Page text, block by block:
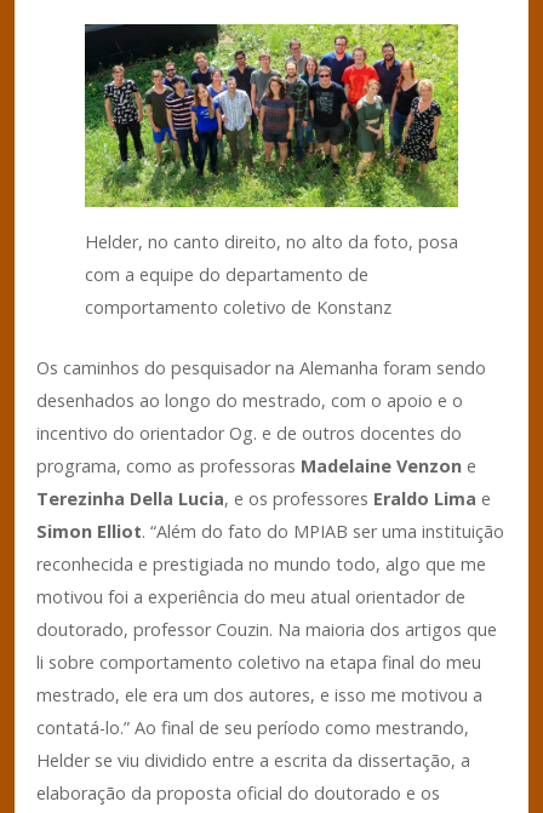
Helder, no canto direito, no alto da foto, posa
com a equipe do departamento de
comportamento coletivo de Konstanz
Os caminhos do pesquisador na Alemanha foram sendo
desenhados ao longo do mestrado, com o apoio e o
incentivo do orientador Og. e de outros docentes do
programa, como as professoras Madelaine Venzon e
Terezinha Della Lucia, e os professores Eraldo Lima e
Simon Elliot. “Além do fato do MPIAB ser uma instituição
reconhecida e prestigiada no mundo todo, algo que me
motivou foi a experiência do meu atual orientador de
doutorado, professor Couzin. Na maioria dos artigos que
li sobre comportamento coletivo na etapa final do meu
mestrado, ele era um dos autores, e isso me motivou a
contatá-lo.” Ao final de seu período como mestrando,
Helder se viu dividido entre a escrita da dissertação, a
elaboração da proposta oficial do doutorado e os